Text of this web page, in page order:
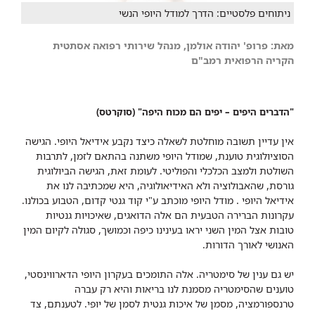
ניתוחים פלסטיים: הדרך למודל היופי הנשי
מאת: פרופ' יהודה אולמן, מנהל שירותי רפואה אסתטית
הקריה הרפואית רמב"ם
"הדברים היפים – יפים הם מכוח היפה" (סוקרטס)
אין עדיין תשובה מוחלטת לשאלה כיצד נקבע אידיאל היופי. הגישה
הסוציולוגית טוענת, שמודל היופי משתנה בהתאם לזמן, לתרבות
השולטת ולמצב הכלכלי והפוליטי. לעומת זאת, הגישה הביולוגית
גורסת, שהאבולוציה ולא האידיאולוגיה, היא שמכתיבה לנו את
אידיאל היופי . מודל היופי מוכתב ע"י קוד גנטי קדום, הטבוע בכולנו.
עקרונות הברירה הטבעית הם אלה הדואגים, שאיכויות גנטיות
טובות אצל המין השני יראו בעינינו כיפה וכמושך, סגולה לקיום המין
האנושי לאורך הדורות.
יש גם ענין של סימטריה. אלה התומכים בעקרון היופי הדארווינסטי,
טוענים שהסימטריה מסמנת לנו בריאות והיא רק עברה
טרנספורמציה, מסמן של איכות גנטית לסמן של יופי. לטענתם, צד